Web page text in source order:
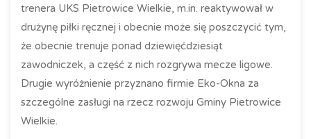
trenera UKS Pietrowice Wielkie, m.in. reaktywował w
drużynę piłki ręcznej i obecnie może się poszczycić tym,
że obecnie trenuje ponad dziewięćdziesiąt
zawodniczek, a część z nich rozgrywa mecze ligowe.
Drugie wyróżnienie przyznano firmie Eko-Okna za
szczególne zasługi na rzecz rozwoju Gminy Pietrowice
Wielkie.